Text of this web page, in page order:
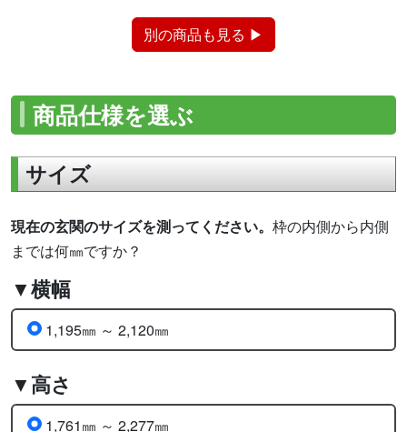
別の商品も見る ▶
商品仕様を選ぶ
サイズ
現在の玄関のサイズを測ってください。 枠の内側から内側
までは何㎜ですか？
▼横幅
1,195㎜ ～ 2,120㎜
▼高さ
1,761㎜ ～ 2,277㎜